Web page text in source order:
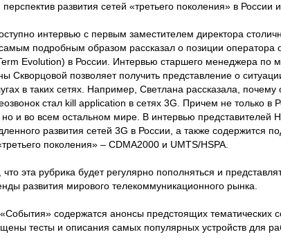
развития сетей «третьего поколения» в России
интервью с первым заместителем директора
подробным образом рассказал о позиции оператора
Evolution) в России. Интервью старшего менеджера по
Скворцовой позволяет получить представление о
в таких сетях. Например, Светлана рассказала,
стал kill application в сетях 3G. Причем не только в
и во всем остальном мире. В интервью представителей
развития сетей 3G в России, а также содержится
поколения» – CDMA2000 и UMTS/HSPA.
эта рубрика будет регулярно пополняться и
развития мирового телекоммуникационного рынка.
содержатся анонсы предстоящих тематических
тесты и описания самых популярных устройств для